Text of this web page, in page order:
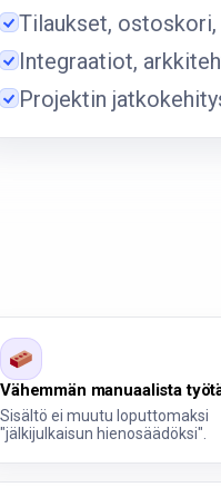
Tilaukset,
Integraatiot,
Projektin
Vähemmän manuaalista
Sisältö ei muutu loputtomaksi
"jälkijulkaisun hienosäädöksi".